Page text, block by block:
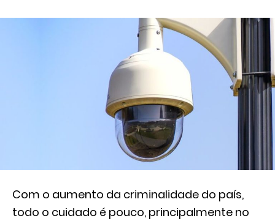
Com o aumento da criminalidade do país,
todo o cuidado é pouco, principalmente no